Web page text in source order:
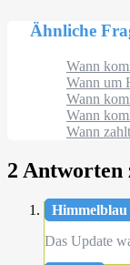
Ähnliche
Wann
Wann um
Wann
Wann
Wann
2 Antworten
Himmelblau
Das Update